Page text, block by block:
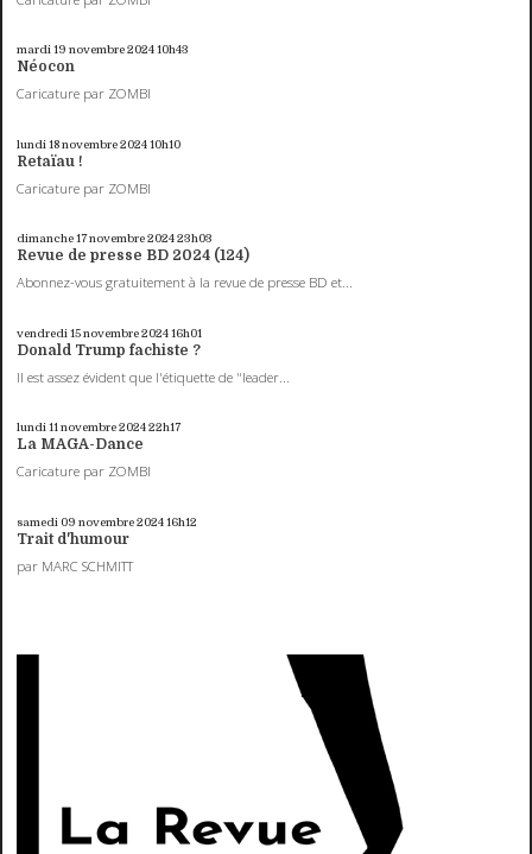
mardi 19 novembre 202410h43
Néocon
Caricature par ZOMBI
lundi 18novembre 202410h10
Retaïau !
Caricature par ZOMBI
dimanche 17novembre 202423h03
Revue de presse BD 2024 (124)
Abonnez-vous gratuitement à la revue de presse BD et...
vendredi 15novembre 202416h01
Donald Trump fachiste ?
Il est assez évident que l'étiquette de "leader...
lundi 11novembre 202422h17
La MAGA-Dance
Caricature par ZOMBI
samedi 09 novembre 202416h12
Trait d'humour
par MARC SCHMITT